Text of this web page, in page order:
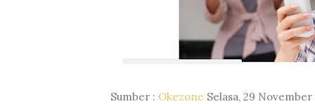
Sumber : Okezone Selasa, 29 November